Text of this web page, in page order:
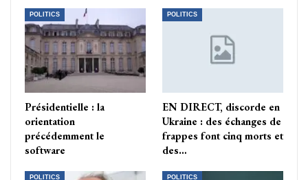
POLITICS
Présidentielle : la
orientation
précédemment le
software
POLITICS
EN DIRECT, discorde en
Ukraine : des échanges de
frappes font cinq morts et
des…
POLITICS POLITICS